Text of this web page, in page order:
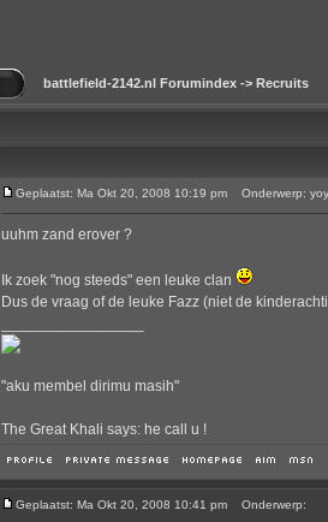
battlefield-2142.nl Forumindex -> Recruits
Geplaatst: Ma Okt 20, 2008 10:19 pm Onderwerp:
uuhm zand erover ?
Ik zoek "nog steeds" een leuke clan
Dus de vraag of de leuke Fazz (niet de
"aku membel dirimu masih"
The Great Khali says: he call u !
Geplaatst: Ma Okt 20, 2008 10:41 pm Onderwerp: